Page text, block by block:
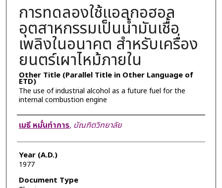
การทดลองใช้แอลกอฮอล
อุตสาหกรรมเป็นน้ำมันเชื้อ
เพลิงในอนาคต สำหรับเครื่อง
ยนตร์เผาไหม้ภายใน
Other Title (Parallel Title in Other Language of
ETD)
The use of industrial alcohol as a future fuel for the
internal combustion engine
Author
เมธี หมั่นทำการ, บัณฑิตวิทยาลัย
Year (A.D.)
1977
Document Type